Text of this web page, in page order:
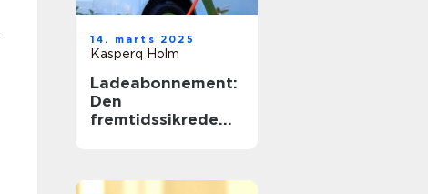
14. marts 2025
Kasperq Holm
Ladeabonnement:
Den
fremtidssikrede